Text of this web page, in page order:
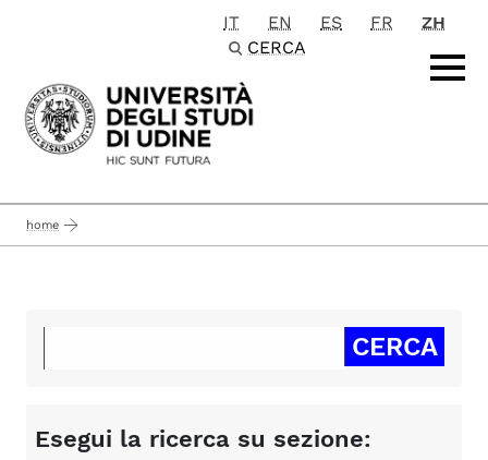
Passa al contenuto principale
IT EN ES FR
ZH
CERCA
home
Esegui la ricerca su sezione: